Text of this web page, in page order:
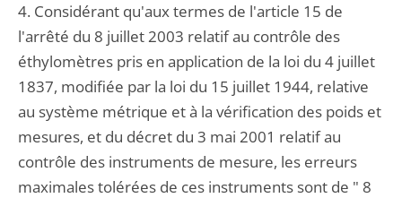
4. Considérant qu'aux termes de l'article 15 de
l'arrêté du 8 juillet 2003 relatif au contrôle des
éthylomètres pris en application de la loi du 4 juillet
1837, modifiée par la loi du 15 juillet 1944, relative
au système métrique et à la vérification des poids et
mesures, et du décret du 3 mai 2001 relatif au
contrôle des instruments de mesure, les erreurs
maximales tolérées de ces instruments sont de " 8